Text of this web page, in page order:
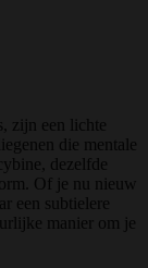
zijn een lichte
die mentale
dezelfde
Of je nu nieuw
een subtielere
manier om je